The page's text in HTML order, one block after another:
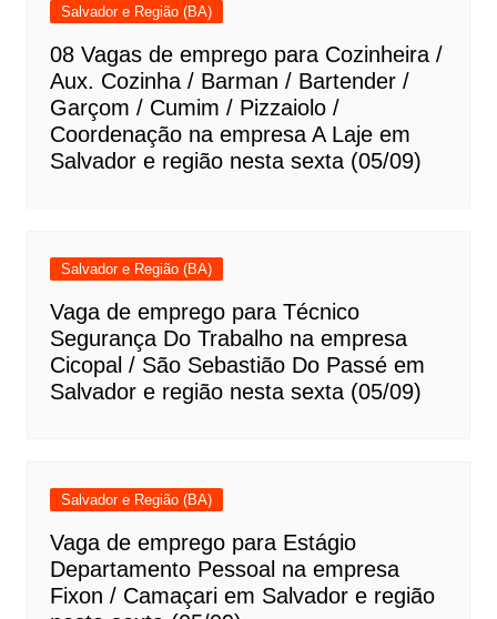
Salvador e Região (BA)
08 Vagas de emprego para Cozinheira /
Aux. Cozinha / Barman / Bartender /
Garçom / Cumim / Pizzaiolo /
Coordenação na empresa A Laje em
Salvador e região nesta sexta (05/09)
Salvador e Região (BA)
Vaga de emprego para Técnico
Segurança Do Trabalho na empresa
Cicopal / São Sebastião Do Passé em
Salvador e região nesta sexta (05/09)
Salvador e Região (BA)
Vaga de emprego para Estágio
Departamento Pessoal na empresa
Fixon / Camaçari em Salvador e região